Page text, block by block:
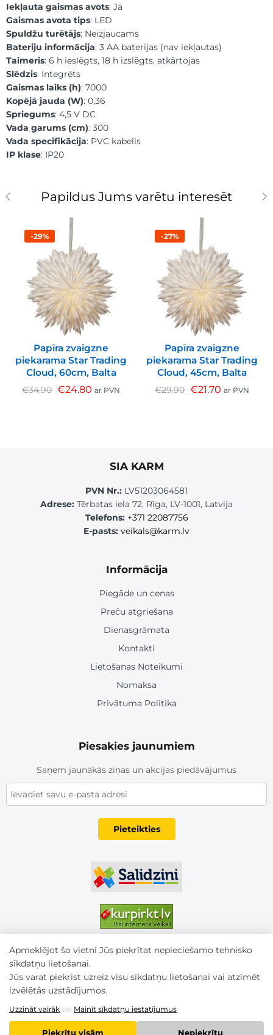
Iekļauta gaismas avots: Jā
Gaismas avota tips: LED
Spuldžu turētājs: Neizjaucams
Bateriju informācija: 3 AA baterijas (nav iekļautas)
Taimeris: 6 h ieslēgts, 18 h izslēgts, atkārtojas
Slēdzis: Integrēts
Gaismas laiks (h): 7000
Kopējā jauda (W): 0,36
Spriegums: 4,5 V DC
Vada garums (cm): 300
Vada specifikācija: PVC kabelis
IP klase: IP20
Papildus Jums varētu interesēt
-29%
Papīra zvaigzne
piekarama Star Trading
Cloud, 60cm, Balta
€34.90 €24.80 ar PVN
-27%
Papīra zvaigzne
piekarama Star Trading
Cloud, 45cm, Balta
€29.90 €21.70 ar PVN
SIA KARM
PVN Nr.: LV51203064581
Adrese: Tērbatas iela 72, Rīga, LV-1001, Latvija
Telefons: +371 22087756
E-pasts: veikals@karm.lv
Informācija
Piegāde un cenas
Preču atgriešana
Dienasgrāmata
Kontakti
Lietošanas Noteikumi
Nomaksa
Privātuma Politika
Piesakies jaunumiem
Saņem jaunākās ziņas un akcijas piedāvājumus
Pieteikties
2026 © Karm.lv. Visas tiesības aizsargātas
Apmeklējot šo vietni Jūs piekrītat nepieciešamo tehnisko
sīkdatņu lietošanai.
Jūs varat piekrist uzreiz visu sīkdatņu lietošanai vai atzīmēt
izvēlētās uzstādījumos.
Uzzināt vairāk vai Mainīt sīkdatņu iestatījumus
Piekrītu visām Nepiekrītu